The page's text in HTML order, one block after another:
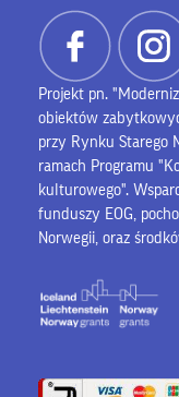
Projekt pn.
obiektów
przy Rynku Starego
ramach Programu
kulturowego".
funduszy EOG,
Norwegii, oraz